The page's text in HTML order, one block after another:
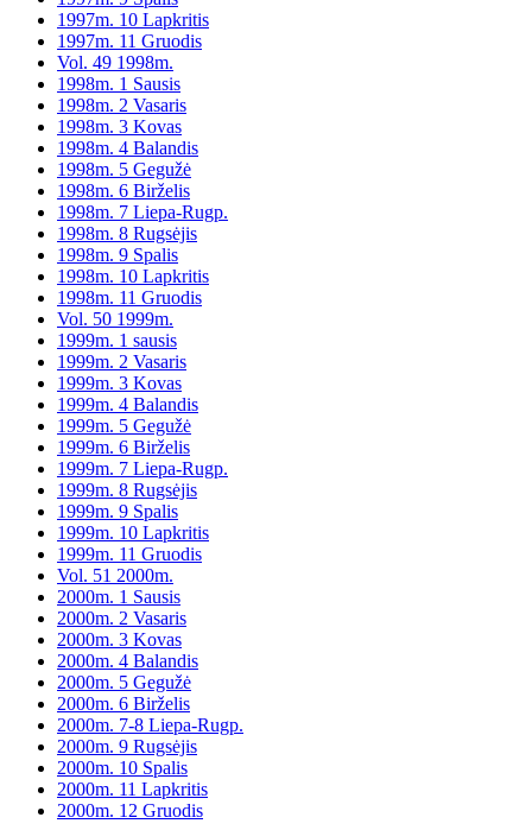
1997m. 10 Lapkritis
1997m. 11 Gruodis
Vol. 49 1998m.
1998m. 1 Sausis
1998m. 2 Vasaris
1998m. 3 Kovas
1998m. 4 Balandis
1998m. 5 Gegužė
1998m. 6 Birželis
1998m. 7 Liepa-Rugp.
1998m. 8 Rugsėjis
1998m. 9 Spalis
1998m. 10 Lapkritis
1998m. 11 Gruodis
Vol. 50 1999m.
1999m. 1 sausis
1999m. 2 Vasaris
1999m. 3 Kovas
1999m. 4 Balandis
1999m. 5 Gegužė
1999m. 6 Birželis
1999m. 7 Liepa-Rugp.
1999m. 8 Rugsėjis
1999m. 9 Spalis
1999m. 10 Lapkritis
1999m. 11 Gruodis
Vol. 51 2000m.
2000m. 1 Sausis
2000m. 2 Vasaris
2000m. 3 Kovas
2000m. 4 Balandis
2000m. 5 Gegužė
2000m. 6 Birželis
2000m. 7-8 Liepa-Rugp.
2000m. 9 Rugsėjis
2000m. 10 Spalis
2000m. 11 Lapkritis
2000m. 12 Gruodis